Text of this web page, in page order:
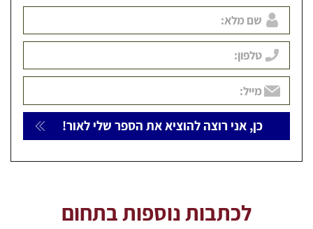
לכתבות נוספות בתחום